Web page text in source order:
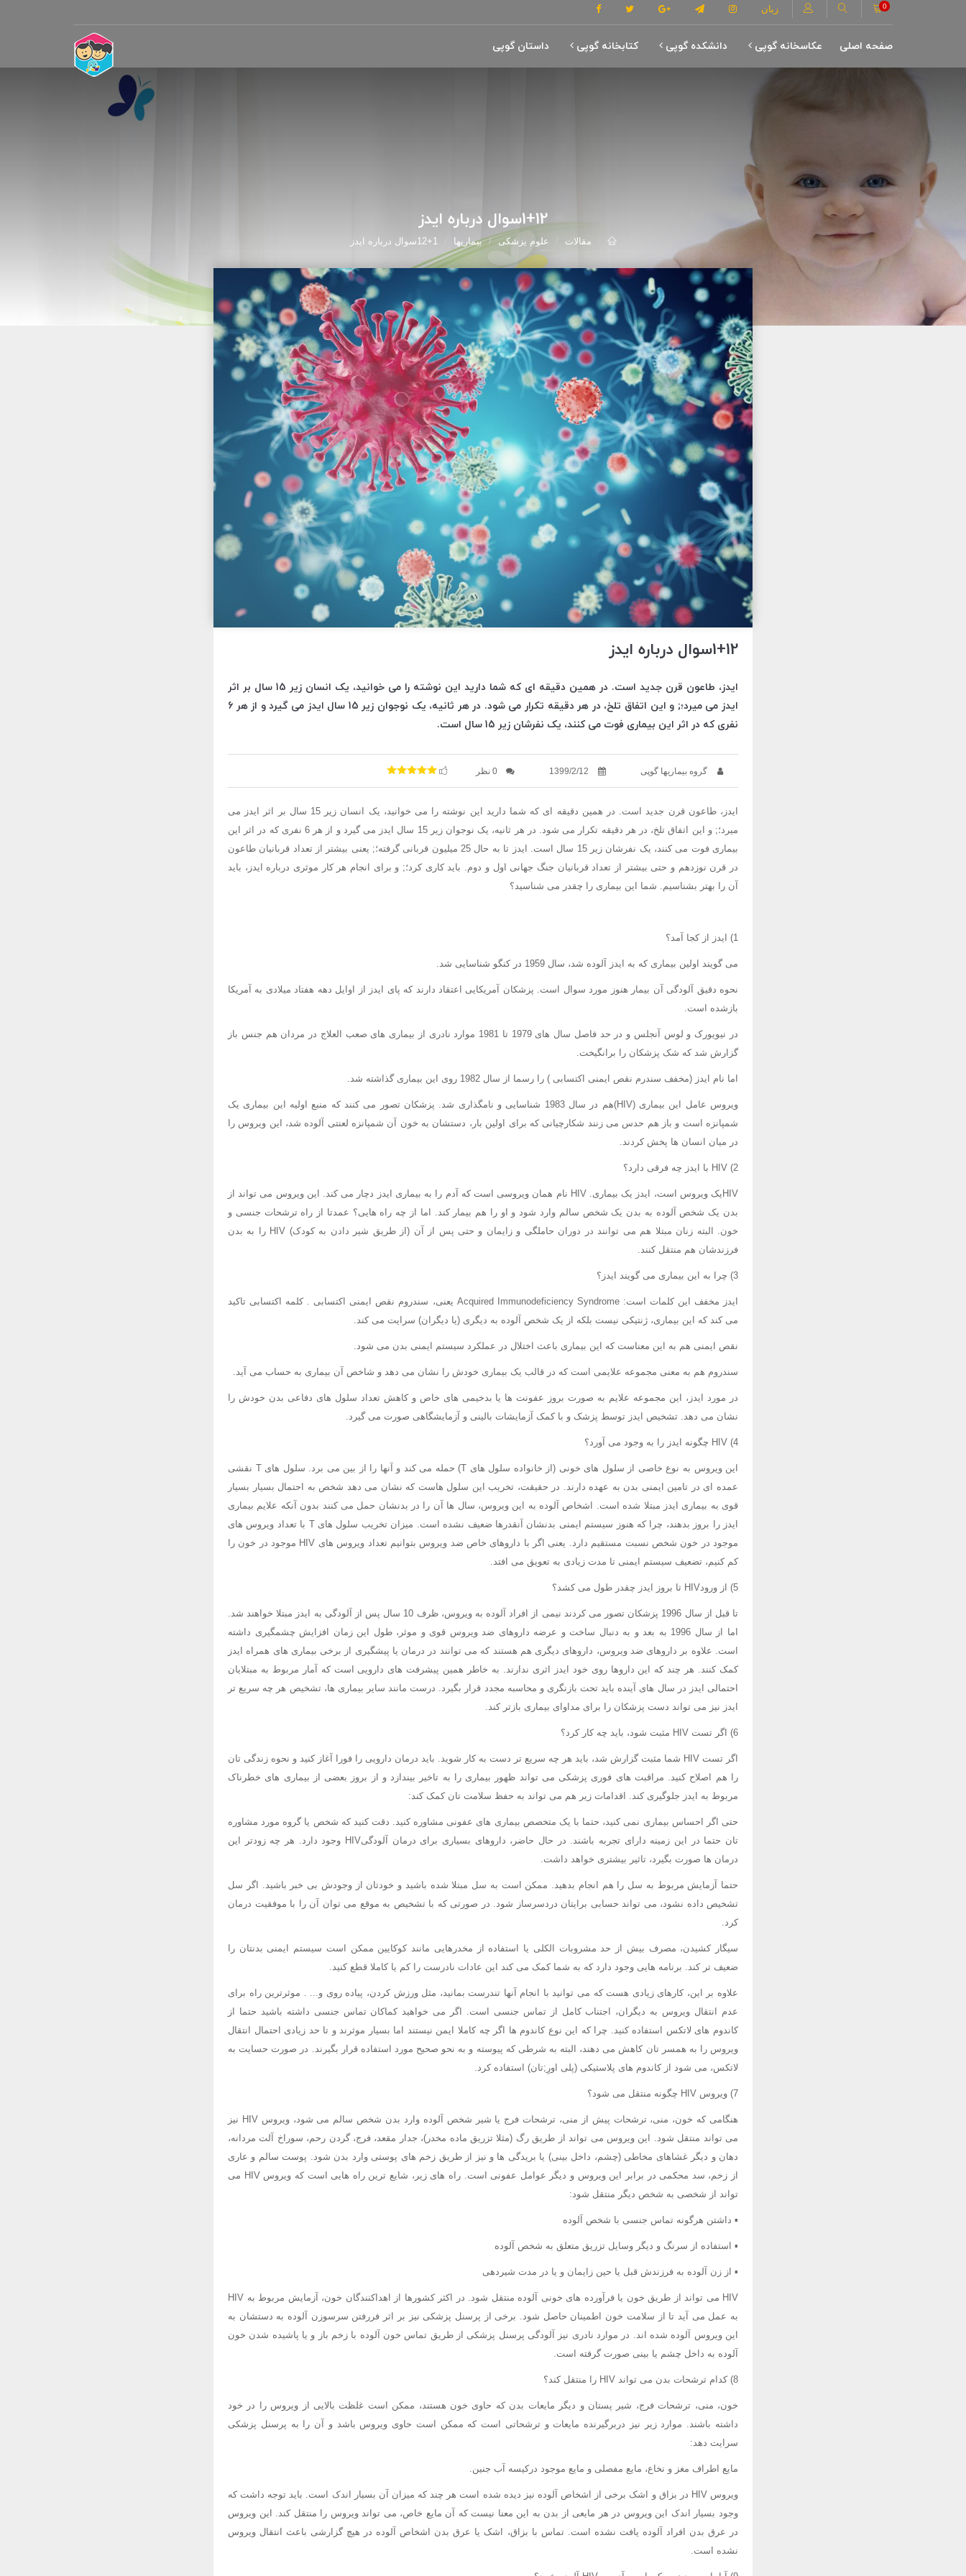
زبان 0
صفحه اصلی عکاسخانه گوپی دانشکده گوپی کتابخانه گوپی داستان گوپی
1+12سوال درباره ایدز
مقالات علوم پزشکی بیماریها 1+12سوال درباره ایدز
1+12سوال درباره ایدز
ایدز، طاعون قرن جدید است. در همین دقیقه ای که شما دارید این نوشته را می خوانید، یک انسان زیر 15 سال بر اثر
ایدز می میرد؛; و این اتفاق تلخ، در هر دقیقه تکرار می شود. در هر ثانیه، یک نوجوان زیر 15 سال ایدز می گیرد و از هر 6
نفری که در اثر این بیماری فوت می کنند، یک نفرشان زیر 15 سال است.
گروه بیماریها گوپی 1399/2/12 0 نظر
ایدز، طاعون قرن جدید است. در همین دقیقه ای که شما دارید این نوشته را می خوانید، یک انسان زیر 15 سال بر اثر ایدز می
میرد؛; و این اتفاق تلخ، در هر دقیقه تکرار می شود. در هر ثانیه، یک نوجوان زیر 15 سال ایدز می گیرد و از هر 6 نفری که در اثر این
بیماری فوت می کنند، یک نفرشان زیر 15 سال است. ایدز تا به حال 25 میلیون قربانی گرفته؛; یعنی بیشتر از تعداد قربانیان طاعون
در قرن نوزدهم و حتی بیشتر از تعداد قربانیان جنگ جهانی اول و دوم. باید کاری کرد؛; و برای انجام هر کار موثری درباره ایدز، باید
آن را بهتر بشناسیم. شما این بیماری را چقدر می شناسید؟
1) ایدز از کجا آمد؟
می گویند اولین بیماری که به ایدز آلوده شد، سال 1959 در کنگو شناسایی شد.
نحوه دقیق آلودگی آن بیمار هنوز مورد سوال است. پزشکان آمریکایی اعتقاد دارند که پای ایدز از اوایل دهه هفتاد میلادی به آمریکا
بازشده است.
در نیویورک و لوس آنجلس و در حد فاصل سال های 1979 تا 1981 موارد نادری از بیماری های صعب العلاج در مردان هم جنس باز
گزارش شد که شک پزشکان را برانگیخت.
اما نام ایدز (مخفف سندرم نقص ایمنی اکتسابی ) را رسما از سال 1982 روی این بیماری گذاشته شد.
ویروس عامل این بیماری (HIV)هم در سال 1983 شناسایی و نامگذاری شد. پزشکان تصور می کنند که منبع اولیه این بیماری یک
شمپانزه است و باز هم حدس می زنند شکارچیانی که برای اولین بار، دستشان به خون آن شمپانزه لعنتی آلوده شد، این ویروس را
در میان انسان ها پخش کردند.
2) HIV با ایدز چه فرقی دارد؟
HIVیک ویروس است، ایدز یک بیماری. HIV نام همان ویروسی است که آدم را به بیماری ایدز دچار می کند. این ویروس می تواند از
بدن یک شخص آلوده به بدن یک شخص سالم وارد شود و او را هم بیمار کند. اما از چه راه هایی؟ عمدتا از راه ترشحات جنسی و
خون. البته زنان مبتلا هم می توانند در دوران حاملگی و زایمان و حتی پس از آن (از طریق شیر دادن به کودک) HIV را به بدن
فرزندشان هم منتقل کنند.
3) چرا به این بیماری می گویند ایدز؟
ایدز مخفف این کلمات است: Acquired Immunodeficiency Syndrome یعنی، سندروم نقص ایمنی اکتسابی . کلمه اکتسابی تاکید
می کند که این بیماری، ژنتیکی نیست بلکه از یک شخص آلوده به دیگری (یا دیگران) سرایت می کند.
نقص ایمنی هم به این معناست که این بیماری باعث اختلال در عملکرد سیستم ایمنی بدن می شود.
سندروم هم به معنی مجموعه علایمی است که در قالب یک بیماری خودش را نشان می دهد و شاخص آن بیماری به حساب می آید.
در مورد ایدز، این مجموعه علایم به صورت بروز عفونت ها یا بدخیمی های خاص و کاهش تعداد سلول های دفاعی بدن خودش را
نشان می دهد. تشخیص ایدز توسط پزشک و با کمک آزمایشات بالینی و آزمایشگاهی صورت می گیرد.
4) HIV چگونه ایدز را به وجود می آورد؟
این ویروس به نوع خاصی از سلول های خونی (از خانواده سلول های T) حمله می کند و آنها را از بین می برد. سلول های T نقشی
عمده ای در تامین ایمنی بدن به عهده دارند. در حقیقت، تخریب این سلول هاست که نشان می دهد شخص به احتمال بسیار بسیار
قوی به بیماری ایدز مبتلا شده است. اشخاص آلوده به این ویروس، سال ها آن را در بدنشان حمل می کنند بدون آنکه علایم بیماری
ایدز را بروز بدهند، چرا که هنوز سیستم ایمنی بدنشان آنقدرها ضعیف نشده است. میزان تخریب سلول های T با تعداد ویروس های
موجود در خون شخص نسبت مستقیم دارد. یعنی اگر با داروهای خاص ضد ویروس بتوانیم تعداد ویروس های HIV موجود در خون را
کم کنیم، تضعیف سیستم ایمنی تا مدت زیادی به تعویق می افتد.
5) از ورودHIV تا بروز ایدز چقدر طول می کشد؟
تا قبل از سال 1996 پزشکان تصور می کردند نیمی از افراد آلوده به ویروس، ظرف 10 سال پس از آلودگی به ایدز مبتلا خواهند شد.
اما از سال 1996 به بعد و به دنبال ساخت و عرضه داروهای ضد ویروس قوی و موثر، طول این زمان افزایش چشمگیری داشته
است. علاوه بر داروهای ضد ویروس، داروهای دیگری هم هستند که می توانند در درمان یا پیشگیری از برخی بیماری های همراه ایدز
کمک کنند. هر چند که این داروها روی خود ایدز اثری ندارند. به خاطر همین پیشرفت های دارویی است که آمار مربوط به مبتلایان
احتمالی ایدز در سال های آینده باید تحت بازنگری و محاسبه مجدد قرار بگیرد. درست مانند سایر بیماری ها، تشخیص هر چه سریع تر
ایدز نیز می تواند دست پزشکان را برای مداوای بیماری بازتر کند.
6) اگر تست HIV مثبت شود، باید چه کار کرد؟
اگر تست HIV شما مثبت گزارش شد، باید هر چه سریع تر دست به کار شوید. باید درمان دارویی را فورا آغاز کنید و نحوه زندگی تان
را هم اصلاح کنید. مراقبت های فوری پزشکی می تواند ظهور بیماری را به تاخیر بیندازد و از بروز بعضی از بیماری های خطرناک
مربوط به ایدز جلوگیری کند. اقدامات زیر هم می تواند به حفظ سلامت تان کمک کند:
حتی اگر احساس بیماری نمی کنید، حتما با یک متخصص بیماری های عفونی مشاوره کنید. دقت کنید که شخص یا گروه مورد مشاوره
تان حتما در این زمینه دارای تجربه باشند. در حال حاضر، داروهای بسیاری برای درمان آلودگیHIV وجود دارد. هر چه زودتر این
درمان ها صورت بگیرد، تاثیر بیشتری خواهد داشت.
حتما آزمایش مربوط به سل را هم انجام بدهید. ممکن است به سل مبتلا شده باشید و خودتان از وجودش بی خبر باشید. اگر سل
تشخیص داده نشود، می تواند حسابی برایتان دردسرساز شود. در صورتی که با تشخیص به موقع می توان آن را با موفقیت درمان
کرد.
سیگار کشیدن، مصرف بیش از حد مشروبات الکلی یا استفاده از مخدرهایی مانند کوکایین ممکن است سیستم ایمنی بدنتان را
ضعیف تر کند. برنامه هایی وجود دارد که به شما کمک می کند این عادات نادرست را کم یا کاملا قطع کنید.
علاوه بر این، کارهای زیادی هست که می توانید با انجام آنها تندرست بمانید، مثل ورزش کردن، پیاده روی و... . موثرترین راه برای
عدم انتقال ویروس به دیگران، اجتناب کامل از تماس جنسی است. اگر می خواهید کماکان تماس جنسی داشته باشید حتما از
کاندوم های لاتکس استفاده کنید. چرا که این نوع کاندوم ها اگر چه کاملا ایمن نیستند اما بسیار موثرند و تا حد زیادی احتمال انتقال
ویروس را به همسر تان کاهش می دهند، البته به شرطی که پیوسته و به نحو صحیح مورد استفاده قرار بگیرند. در صورت حسایت به
لاتکس، می شود از کاندوم های پلاستیکی (پلی اورِ;تان) استفاده کرد.
7) ویروس HIV چگونه منتقل می شود؟
هنگامی که خون، منی، ترشحات پیش از منی، ترشحات فرج یا شیر شخص آلوده وارد بدن شخص سالم می شود، ویروس HIV نیز
می تواند منتقل شود. این ویروس می تواند از طریق رگ (مثلا تزریق ماده مخدر)، جدار مقعد، فرج، گردن رحم، سوراخ آلت مردانه،
دهان و دیگر غشاهای مخاطی (چشم، داخل بینی) یا بریدگی ها و نیز از طریق زخم های پوستی وارد بدن شود. پوست سالم و عاری
از زخم، سد محکمی در برابر این ویروس و دیگر عوامل عفونی است. راه های زیر، شایع ترین راه هایی است که ویروس HIV می
تواند از شخصی به شخص دیگر منتقل شود:
▪ داشتن هرگونه تماس جنسی با شخص آلوده
▪ استفاده از سرنگ و دیگر وسایل تزریق متعلق به شخص آلوده
▪ از زن آلوده به فرزندش قبل یا حین زایمان و یا در مدت شیردهی
HIV می تواند از طریق خون یا فرآورده های خونی آلوده منتقل شود. در اکثر کشورها از اهداکنندگان خون، آزمایش مربوط به HIV
به عمل می آید تا از سلامت خون اطمینان حاصل شود. برخی از پرسنل پزشکی نیز بر اثر فررفتن سرسوزن آلوده به دستشان به
این ویروس آلوده شده اند. در موارد نادری نیز آلودگی پرسنل پزشکی از طریق تماس خون آلوده با زخم باز و یا پاشیده شدن خون
آلوده به داخل چشم یا بینی صورت گرفته است.
8) کدام ترشحات بدن می تواند HIV را منتقل کند؟
خون، منی، ترشحات فرج، شیر پستان و دیگر مایعات بدن که حاوی خون هستند، ممکن است غلظت بالایی از ویروس را در خود
داشته باشند. موارد زیر نیز دربرگیرنده مایعات و ترشحاتی است که ممکن است حاوی ویروس باشد و آن را به پرسنل پزشکی
سرایت دهد:
مایع اطراف مغز و نخاع، مایع مفصلی و مایع موجود درکیسه آب جنین.
ویروس HIV در بزاق و اشک برخی از اشخاص آلوده نیز دیده شده است هر چند که میزان آن بسیار اندک است. باید توجه داشت که
وجود بسیار اندک این ویروس در هر مایعی از بدن به این معنا نیست که آن مایع خاص، می تواند ویروس را منتقل کند. این ویروس
در عرق بدن افراد آلوده یافت نشده است. تماس با بزاق، اشک یا عرق بدن اشخاص آلوده در هیچ گزارشی باعث انتقال ویروس
نشده است.